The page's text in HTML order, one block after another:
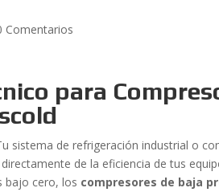
Comentarios
para
sistema de refrigeración industrial o
de la eficiencia de tus
bajo cero, los compresores de baja